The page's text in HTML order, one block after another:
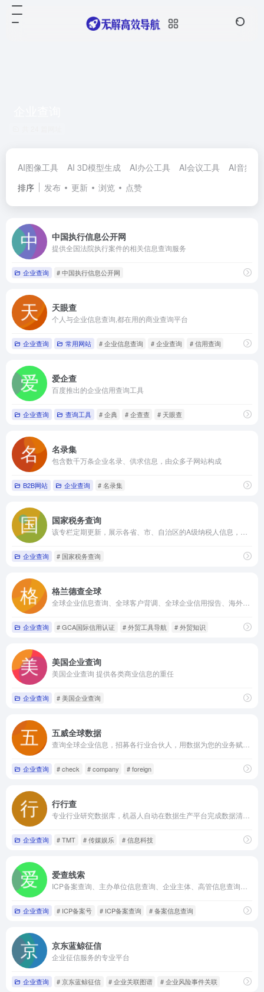
AI图像工具 AI 3D模型生成 AI办公工具 AI会议工具
AI音频工
排序
发布 更新 浏览 点赞
中国执行信息公开网
提供全国法院执行案件的相关信息查询服务
企业查询 # 中国执行信息公开网
天眼查
个人与企业信息查询,都在用的商业查询平台
企业查询 常用网站 # 企业信息查询 # 企业查询 # 信用查询
爱企查
百度推出的企业信用查询工具
企业查询 查询工具 # 企典 # 企查查 # 天眼查
名录集
包含数千万条企业名录、供求信息，由众多子网站构成
B2B网站 企业查询 # 名录集
国家税务查询
企业查询 # 国家税务查询
格兰德查全球
企业查询 # GCA国际信用认证 # 外贸工具导航 # 外贸知识
美国企业查询
美国企业查询 提供各类商业信息的重任
企业查询 # 美国企业查询
五威全球数据
企业查询 # check # company # foreign
行行查
企业查询 # TMT # 传媒娱乐 # 信息科技
爱查线索
企业查询 # ICP备案号 # ICP备案查询 # 备案信息查询
京东蓝鲸征信
企业征信服务的专业平台
企业查询 # 京东蓝鲸征信 # 企业关联图谱 # 企业风险事件关联